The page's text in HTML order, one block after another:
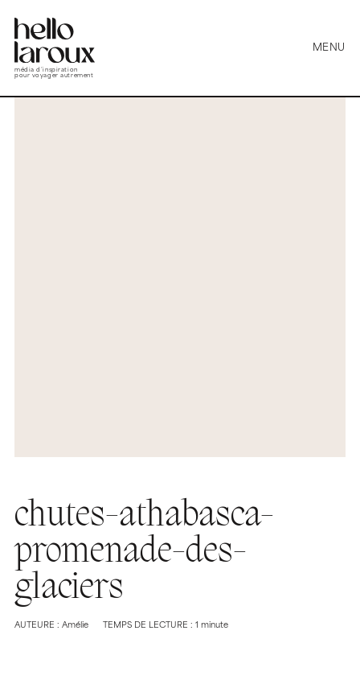
média d’inspiration
pour voyager autrement
MENU
chutes-athabasca-
promenade-des-
glaciers
AUTEURE : Amélie TEMPS DE LECTURE : 1 minute